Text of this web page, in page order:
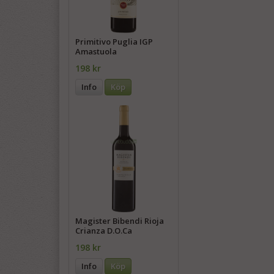
Primitivo Puglia IGP
Amastuola
198 kr
Info Köp
Magister Bibendi Rioja
Crianza D.O.Ca
198 kr
Info Köp